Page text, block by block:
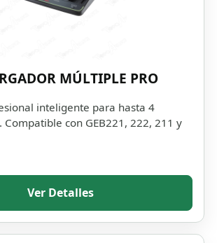
MÚLTIPLE PRO
inteligente para hasta 4
Compatible con GEB221, 222, 211 y
Ver Detalles